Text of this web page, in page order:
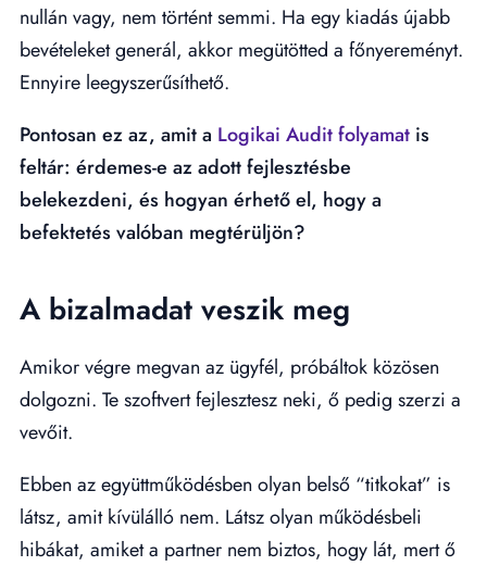
nullán vagy, nem történt semmi. Ha egy kiadás újabb
bevételeket generál, akkor megütötted a főnyereményt.
Ennyire leegyszerűsíthető.
Pontosan ez az, amit a Logikai Audit folyamat is
feltár: érdemes-e az adott fejlesztésbe
belekezdeni, és hogyan érhető el, hogy a
befektetés valóban megtérüljön?
A bizalmadat veszik meg
Amikor végre megvan az ügyfél, próbáltok közösen
dolgozni. Te szoftvert fejlesztesz neki, ő pedig szerzi a
vevőit.
Ebben az együttműködésben olyan belső “titkokat” is
látsz, amit kívülálló nem. Látsz olyan működésbeli
hibákat, amiket a partner nem biztos, hogy lát, mert ő